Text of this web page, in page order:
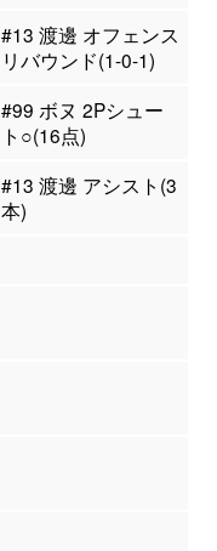
#13 渡邊 オフェンス
リバウンド(1-0-1)
#99 ボヌ 2Pシュー
ト○(16点)
#13 渡邊 アシスト(3
本)